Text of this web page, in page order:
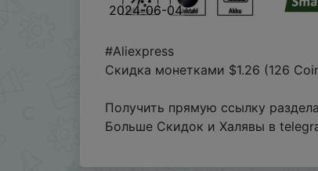
2024-06-04
#Aliexpress
Скидка монетками $1.26 (126
Получить прямую ссылку
Больше Скидок и Халявы в